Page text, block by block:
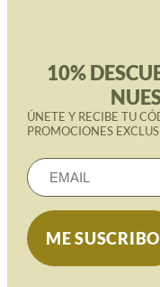
10%
ÚNETE Y RECIBE TU
PROMOCIONES